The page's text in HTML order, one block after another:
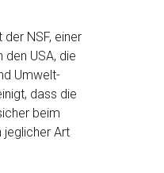
NSF, einer
den USA, die
Umwelt-
dass die
beim
jeglicher Art